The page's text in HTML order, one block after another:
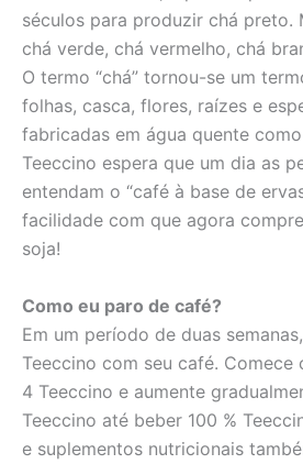
séculos para produzir chá preto.
chá verde, chá vermelho, chá
O termo “chá” tornou-se um
folhas, casca, flores, raízes e
fabricadas em água quente
Teeccino espera que um dia as
entendam o “café à base de
facilidade com que agora
soja!
Como eu paro de café?
Em um período de duas
Teeccino com seu café.
4 Teeccino e aumente
Teeccino até beber 100 %
e suplementos nutricionais